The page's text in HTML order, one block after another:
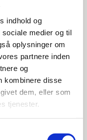
indhold og
medier og til
oplysninger om
partnere inden
og
kombinere disse
dem, eller som
tjenester.
bygge- og